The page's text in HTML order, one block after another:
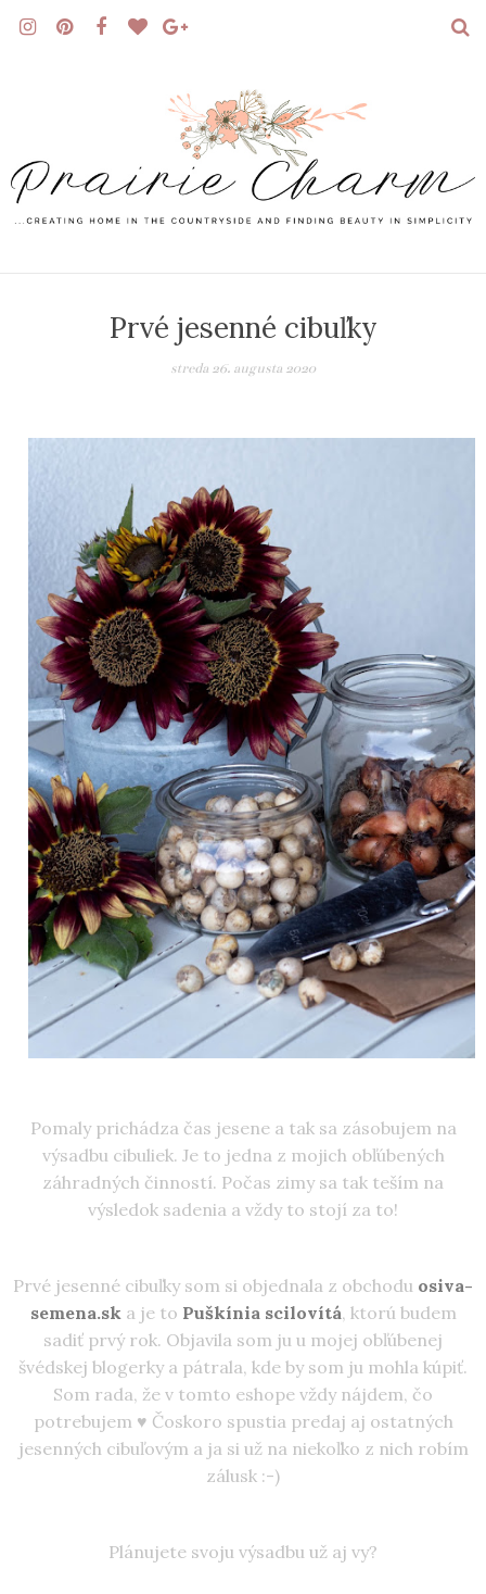
Prvé jesenné cibuľky
streda 26. augusta 2020
Pomaly prichádza čas jesene a tak sa zásobujem na
výsadbu cibuliek. Je to jedna z mojich obľúbených
záhradných činností. Počas zimy sa tak teším na
výsledok sadenia a vždy to stojí za to!
Prvé jesenné cibuľky som si objednala z obchodu osiva-
semena.sk a je to Puškínia scilovítá, ktorú budem
sadiť prvý rok. Objavila som ju u mojej obľúbenej
švédskej blogerky a pátrala, kde by som ju mohla kúpiť.
Som rada, že v tomto eshope vždy nájdem, čo
potrebujem ♥ Čoskoro spustia predaj aj ostatných
jesenných cibuľovým a ja si už na niekoľko z nich robím
zálusk :-)
Plánujete svoju výsadbu už aj vy?